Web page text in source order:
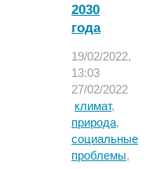
2030
года
19/02/2022,
13:03
27/02/2022
климат,
природа,
социальные
проблемы,